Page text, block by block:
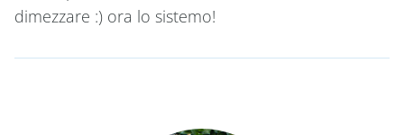
dimezzare :) ora lo sistemo!